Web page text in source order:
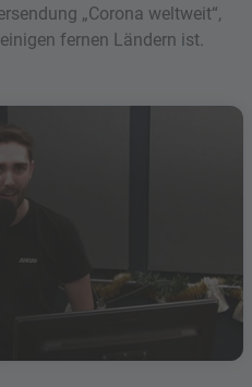
„Corona weltweit“,
fernen Ländern ist.